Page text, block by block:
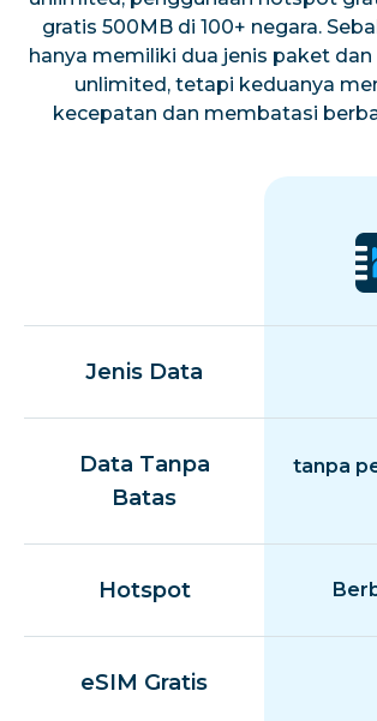
gratis 500MB di 100+ negara.
hanya memiliki dua jenis paket dan
unlimited, tetapi keduanya
kecepatan dan membatasi
Jenis Data
Data Tanpa
Batas
tanpa
Hotspot
eSIM Gratis